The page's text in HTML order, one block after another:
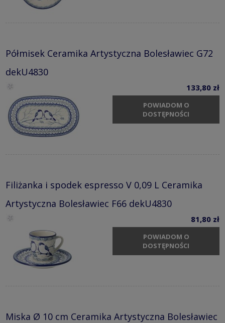
Półmisek Ceramika Artystyczna Bolesławiec G72
dekU4830
133,80 zł
POWIADOM O
DOSTĘPNOŚCI
Filiżanka i spodek espresso V 0,09 L Ceramika
Artystyczna Bolesławiec F66 dekU4830
81,80 zł
POWIADOM O
DOSTĘPNOŚCI
Miska Ø 10 cm Ceramika Artystyczna Bolesławiec